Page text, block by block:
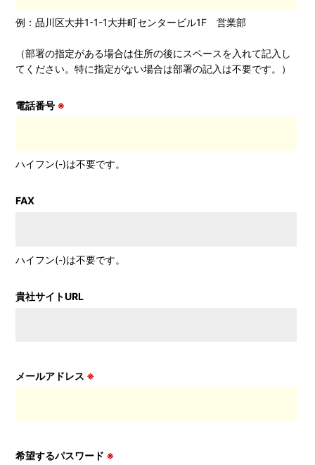
例：品川区大井1-1-1大井町センタービル1F 営業部
（部署の指定がある場合は住所の後にスペースを入れて記入し
てください。特に指定がない場合は部署の記入は不要です。）
電話番号 ※
ハイフン(-)は不要です。
FAX
ハイフン(-)は不要です。
貴社サイトURL
メールアドレス ※
希望するパスワード ※